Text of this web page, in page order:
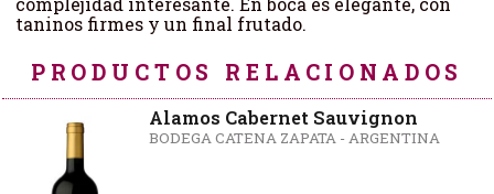
taninos firmes y un final frutado.
PRODUCTOS RELACIONADOS
Alamos Cabernet Sauvignon
BODEGA CATENA ZAPATA - ARGENTINA